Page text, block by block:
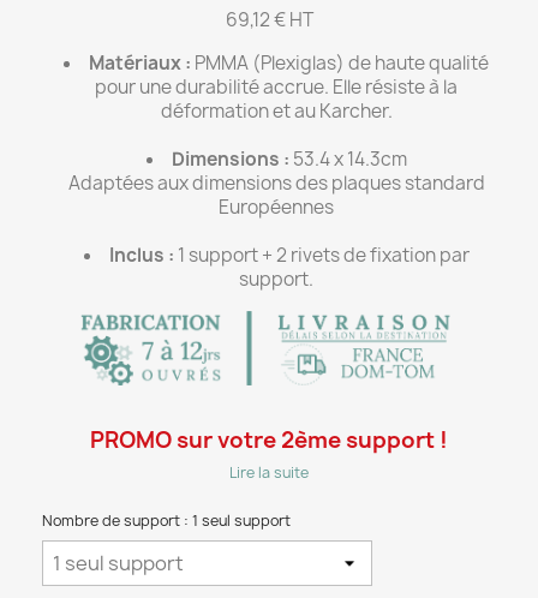
69,12 € HT
Matériaux : PMMA (Plexiglas) de haute qualité
pour une durabilité accrue. Elle résiste à la
déformation et au Karcher.
Dimensions : 53.4 x 14.3cm
Adaptées aux dimensions des plaques standard
Européennes
Inclus : 1 support + 2 rivets de fixation par
support.
PROMO sur votre 2ème support !
Lire la suite
Nombre de support : 1 seul support